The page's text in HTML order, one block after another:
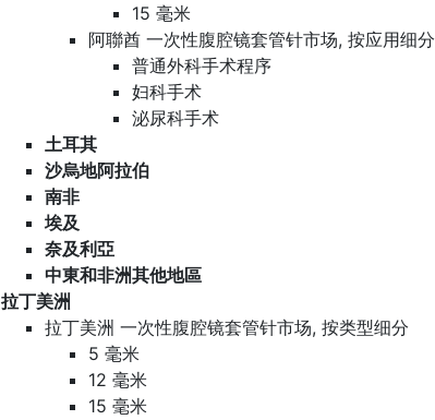
15 毫米
阿聯酋 一次性腹腔镜套管针市场, 按应用细分
普通外科手术程序
妇科手术
泌尿科手术
土耳其
沙烏地阿拉伯
南非
埃及
奈及利亞
中東和非洲其他地區
拉丁美洲
拉丁美洲 一次性腹腔镜套管针市场, 按类型细分
5 毫米
12 毫米
15 毫米